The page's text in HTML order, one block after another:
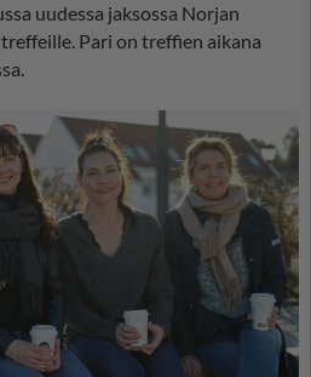
uudessa jaksossa Norjan
treffeille. Pari on treffien aikana